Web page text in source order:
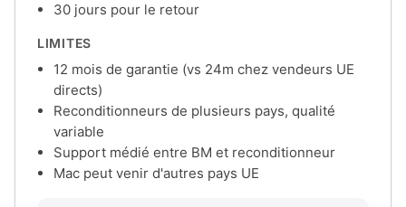
30 jours pour le retour
LIMITES
12 mois de garantie (vs 24m chez vendeurs UE
directs)
Reconditionneurs de plusieurs pays, qualité
variable
Support médié entre BM et reconditionneur
Mac peut venir d'autres pays UE